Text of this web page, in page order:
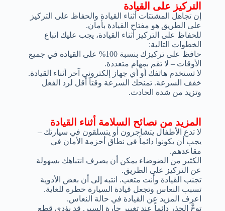
التركيز على القيادة
إن تجاهل المشتتات أثناء القيادة والحفاظ على التركيز
على الطريق هو مفتاح القيادة بأمان.
للحفاظ على التركيز أثناء القيادة، يجب عليك اتباع
الخطوات التالية:
حافظ على تركيزك بنسبة 100% على القيادة في جميع
الأوقات – لا تقم بمهام متعددة.
لا تستخدم هاتفك أو أي جهاز إلكتروني آخر أثناء القيادة.
خفف السرعة. تمنحك السرعة وقتاً أقل لرد الفعل
وتزيد من شدة الحادث.
المزيد من نصائح السلامة أثناء القيادة
لا تدع الأطفال يتشاجرون أو يتسلقون في سيارتك –
يجب أن يكونوا دائماً في نطاق أحزمة الأمان في
مقاعدهم.
الكثير من الضوضاء يمكن أن يصرف انتباهك بسهولة
عن التركيز على الطريق.
تجنب القيادة وأنت متعب. انتبه إلى أن بعض الأدوية
تسبب النعاس وتجعل قيادة السيارة خطرة للغاية.
اعرف المزيد عن القيادة في حالة النعاس.
توخَّ الحذر دائماً عند تغيير حارة السير. قد يؤدي قطع